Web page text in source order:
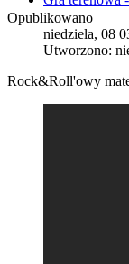
Opublikowano
niedziela, 08
Utworzono:
Rock&Roll'owy